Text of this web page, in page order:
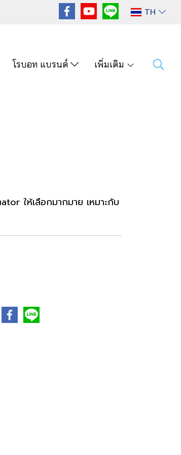
TH
โรบอท แบรนด์ เพิ่มเติม
ให้เลือกมากมาย เหมาะกับ